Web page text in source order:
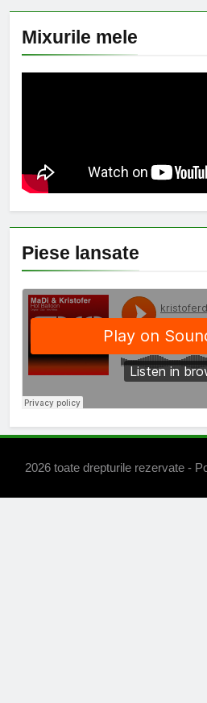
Mixurile mele
Piese lansate
2026 toate drepturile rezervate -